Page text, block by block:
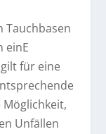
Tauchbasen
einE
für eine
Unfällen